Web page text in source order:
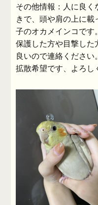
その他情報：人に良
きで、頭や肩の上に
子のオカメインコです。
保護した方や目撃した
良いので連絡ください。
拡散希望です、よろし